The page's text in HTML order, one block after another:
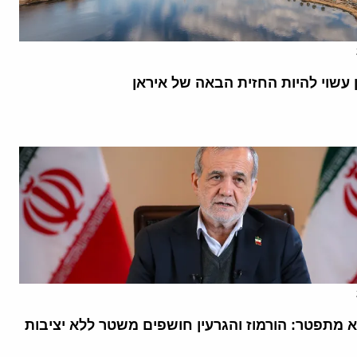
עשוי להיות החזית הבאה של איראן
מתפטר: הורמוז והגרעין חושפים משטר ללא יציבות